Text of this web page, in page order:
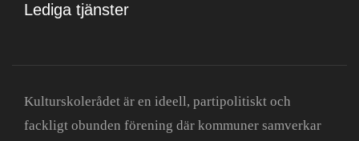
Lediga tjänster
Kulturskolerådet är en ideell, partipolitiskt och
fackligt obunden förening där kommuner samverkar